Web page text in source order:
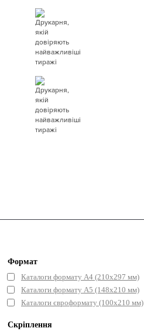
Формат
Каталоги формату А4 (210х297 мм)
Каталоги формату А5 (148x210 мм)
Каталоги євроформату (100х210 мм)
Скріплення